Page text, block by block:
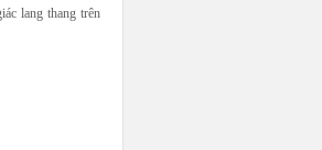
lang thang trên